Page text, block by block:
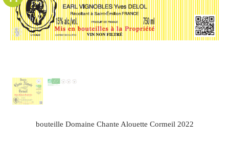
bouteille Domaine Chante Alouette Cormeil 2022